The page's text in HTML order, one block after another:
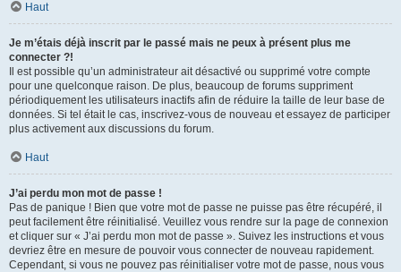
Haut
Je m’étais déjà inscrit par le passé mais ne peux à présent plus me
connecter ?!
Il est possible qu’un administrateur ait désactivé ou supprimé votre compte
pour une quelconque raison. De plus, beaucoup de forums suppriment
périodiquement les utilisateurs inactifs afin de réduire la taille de leur base de
données. Si tel était le cas, inscrivez-vous de nouveau et essayez de participer
plus activement aux discussions du forum.
Haut
J’ai perdu mon mot de passe !
Pas de panique ! Bien que votre mot de passe ne puisse pas être récupéré, il
peut facilement être réinitialisé. Veuillez vous rendre sur la page de connexion
et cliquer sur « J’ai perdu mon mot de passe ». Suivez les instructions et vous
devriez être en mesure de pouvoir vous connecter de nouveau rapidement.
Cependant, si vous ne pouvez pas réinitialiser votre mot de passe, nous vous